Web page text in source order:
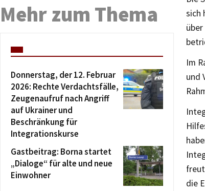
sich
Im
und
die
Mehr zum Thema
Donnerstag, der 12. Februar
2026: Rechte Verdachtsfälle,
Zeugenaufruf nach Angriff
auf Ukrainer und
Beschränkung für
Integrationskurse
Gastbeitrag: Borna startet
„Dialoge“ für alte und neue
Einwohner